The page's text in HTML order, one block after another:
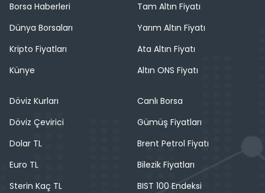
Borsa Haberleri
Dünya Borsaları
Kripto Fiyatları
Künye
Tam Altın Fiyatı
Yarım Altın Fiyatı
Ata Altın Fiyatı
Altın ONS Fiyatı
Döviz Kurları
Döviz Çevirici
Dolar TL
Euro TL
Sterin Kaç TL
Canlı Borsa
Gümüş Fiyatları
Brent Petrol Fiyatı
Bilezik Fiyatları
BIST 100 Endeksi